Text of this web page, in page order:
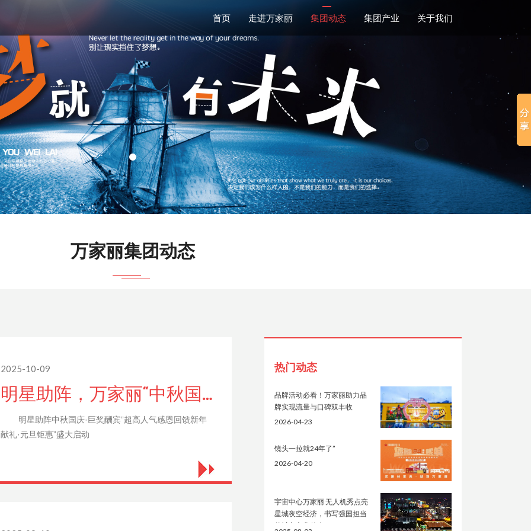
首页 走进万家丽 集团动态 集团产业 关于我们
Next
万家丽集团动态
2025-10-09
明星助阵，万家丽“中秋国庆，巨奖酬宾”超高人气！感恩回馈，“新年献礼，元旦钜惠”盛大启动！
明星助阵中秋国庆·巨奖酬宾”超高人气感恩回馈新年
献礼·元旦钜惠”盛大启动
热门动态
品牌活动必看！万家丽助力品
牌实现流量与口碑双丰收
2026-04-23
镜头一拉就24年了”
2026-04-20
宇宙中心万家丽 无人机秀点亮
星城夜空经济，书写强国担当
的城市文化传奇